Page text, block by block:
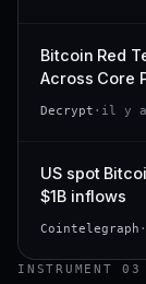
Bitcoin Red
Across Core
Decrypt · il y a
US spot
$1B inflows
Cointelegraph ·
INSTRUMENT 03